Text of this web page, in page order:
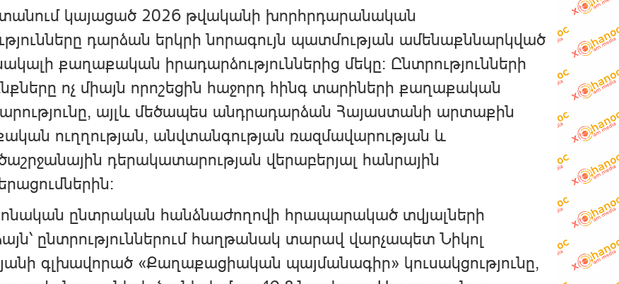
կայացած 2026 թվականի խորհրդարանական
դարձան երկրի նորագույն պատմության ամենաքննարկված
քաղաքական իրադարձություններից մեկը։ Ընտրությունների
ոչ միայն որոշեցին հաջորդ հինգ տարիների քաղաքական
այլև մեծապես անդրադարձան Հայաստանի արտաքին
ուղղության, անվտանգության ռազմավարության և
դերակատարության վերաբերյալ հանրային
ընտրական հանձնաժողովի հրապարակած տվյալների
ընտրություններում հաղթանակ տարավ վարչապետ Նիկոլ
գլխավորած «Քաղաքացիական պայմանագիր» կուսակցությունը,